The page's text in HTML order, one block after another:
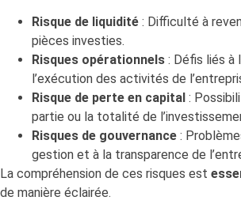
Risque de liquidité : Difficulté à
pièces investies.
Risques opérationnels : Défis liés à
l’exécution des activités de
Risque de perte en capital :
partie ou la totalité de
Risques de gouvernance :
gestion et à la transparence de
La compréhension de ces risques est
de manière éclairée.